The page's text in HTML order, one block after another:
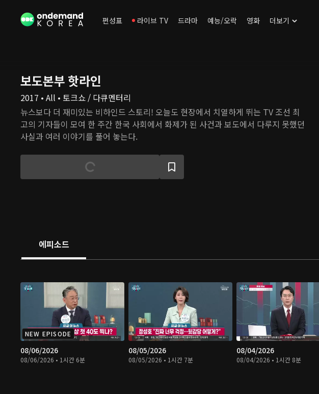
편성표 라이브 TV 드라마 예능/오락 영화 더보기
보도본부 핫라인
2017 • All • 토크쇼 / 다큐멘터리
뉴스보다 더 재미있는 비하인드 스토리! 오늘도 현장에서 치열하게 뛰는 TV 조선 최
고의 기자들이 모여 한 주간 한국 사회에서 화제가 된 사건과 보도에서 다루지 못했던
사실과 여러 이야기를 풀어 놓는다.
에피소드
NEW EPISODE
08/06/2026
08/06/2026 • 1시간 6분
08/05/2026
08/05/2026 • 1시간 7분
08/04/2026
08/04/2026 • 1시간 8분